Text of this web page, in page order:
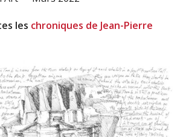
les chroniques de Jean-Pierre